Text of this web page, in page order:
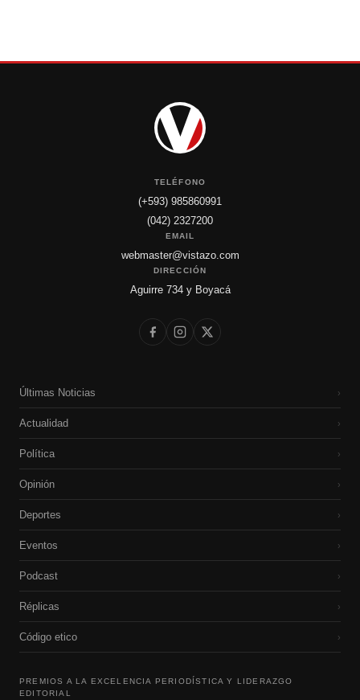
TELÉFONO
(+593) 985860991
(042) 2327200
EMAIL
webmaster@vistazo.com
DIRECCIÓN
Aguirre 734 y Boyacá
Últimas Noticias ›
Actualidad ›
Política ›
Opinión ›
Deportes ›
Eventos ›
Podcast ›
Réplicas ›
Código etico ›
PREMIOS A LA EXCELENCIA PERIODÍSTICA Y LIDERAZGO
EDITORIAL